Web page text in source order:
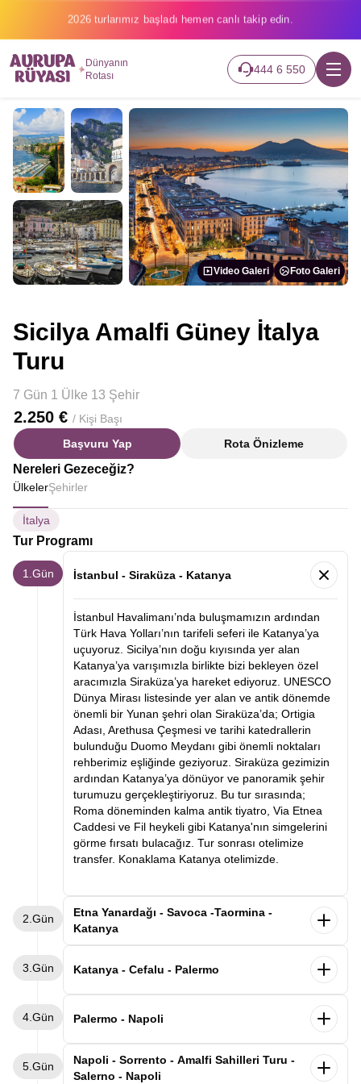
2026 turlarımız başladı hemen canlı takip edin.
Dünyanın
Rotası
444 6 550
Video Galeri Foto Galeri
Sicilya Amalfi Güney İtalya
Turu
7 Gün 1 Ülke 13 Şehir
2.250 € / Kişi Başı
Başvuru Yap
Rota Önizleme
Nereleri Gezeceğiz?
ÜlkelerŞehirler
İtalya
Tur Programı
1.Gün İstanbul - Siraküza - Katanya
İstanbul Havalimanı’nda buluşmamızın ardından
Türk Hava Yolları’nın tarifeli seferi ile Katanya’ya
uçuyoruz. Sicilya’nın doğu kıyısında yer alan
Katanya’ya varışımızla birlikte bizi bekleyen özel
aracımızla Siraküza’ya hareket ediyoruz. UNESCO
Dünya Mirası listesinde yer alan ve antik dönemde
önemli bir Yunan şehri olan Siraküza’da; Ortigia
Adası, Arethusa Çeşmesi ve tarihi katedrallerin
bulunduğu Duomo Meydanı gibi önemli noktaları
rehberimiz eşliğinde geziyoruz. Siraküza gezimizin
ardından Katanya’ya dönüyor ve panoramik şehir
turumuzu gerçekleştiriyoruz. Bu tur sırasında;
Roma döneminden kalma antik tiyatro, Via Etnea
Caddesi ve Fil heykeli gibi Katanya'nın simgelerini
görme fırsatı bulacağız. Tur sonrası otelimize
transfer. Konaklama Katanya otelimizde.
2.Gün
Etna Yanardağı - Savoca -Taormina -
Katanya
unutulmaz bir gün için hareket ediyoruz. İlk
gözlemleyebileceğimiz bir gezinti ve fotoğraf molası
veriyoruz. Ardından Godfather (Baba) filminin ikonik
Burada Bar Vitelli ve Santa Lucia Kilisesi’ni ziyaret
3.Gün Katanya - Cefalu - Palermo
valizlerimizle birlikte Palermo’ya doğru yola
Tarihi sokakları, deniz kenarındaki manzarası ve
4.Gün Palermo - Napoli
havalimanına transfer oluyoruz. Volotea Hava
5.Gün
Napoli - Sorrento - Amalfi Sahilleri Turu -
Salerno - Napoli